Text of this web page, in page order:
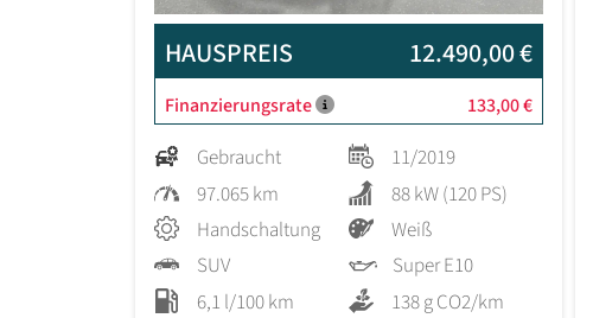
HAUSPREIS 12.490,00 €
Finanzierungsrate 133,00 €
Gebraucht
11/2019
97.065 km
88 kW (120 PS)
Handschaltung
Weiß
SUV
Super E10
6,1 l/100 km
138 g CO2/km